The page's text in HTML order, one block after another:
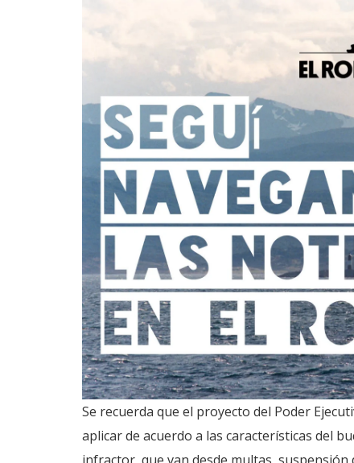
Se recuerda que el proyecto del Poder
aplicar de acuerdo a las características del